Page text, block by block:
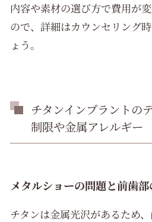
内容や素材の選び方で費用が
ので、詳細はカウンセリング
ょう。
チタンインプラントの
制限や金属アレルギー
メタルショーの問題と前歯
チタンは金属光沢があるため